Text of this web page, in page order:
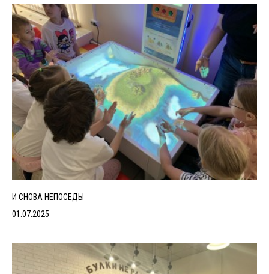
И СНОВА НЕПОСЕДЫ
01.07.2025